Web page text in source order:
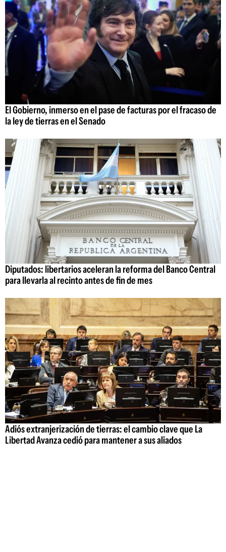
El Gobierno, inmerso en el pase de facturas por el fracaso de
la ley de tierras en el Senado
Diputados: libertarios aceleran la reforma del Banco Central
para llevarla al recinto antes de fin de mes
Adiós extranjerización de tierras: el cambio clave que La
Libertad Avanza cedió para mantener a sus aliados